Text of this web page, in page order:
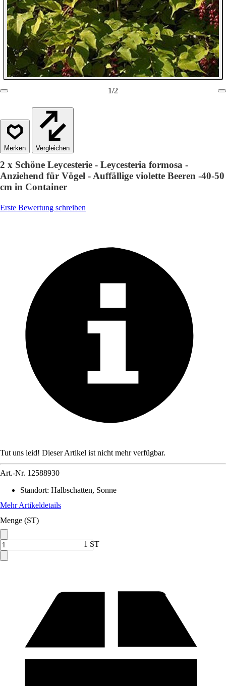
1/2
Vergleichen
2 x Schöne Leycesterie - Leycesteria formosa -
Anziehend für Vögel - Auffällige violette Beeren -40-50
cm in Container
Erste Bewertung schreiben
Tut uns leid! Dieser Artikel ist nicht mehr verfügbar.
Art.-Nr. 12588930
Standort: Halbschatten, Sonne
Mehr Artikeldetails
Menge (ST)
1 ST